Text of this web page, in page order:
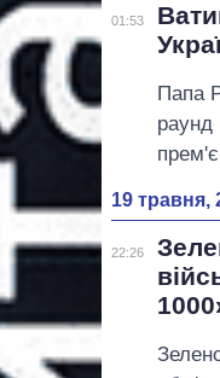
01:53
Папа
раунд
19 травня,
22:26